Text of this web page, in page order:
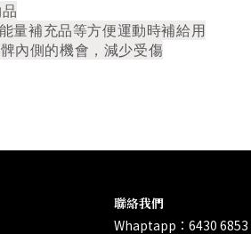
量補充品等方便運動時補給用
內側的機會，減少受傷
聯絡我們
Whaptapp：6430 6853